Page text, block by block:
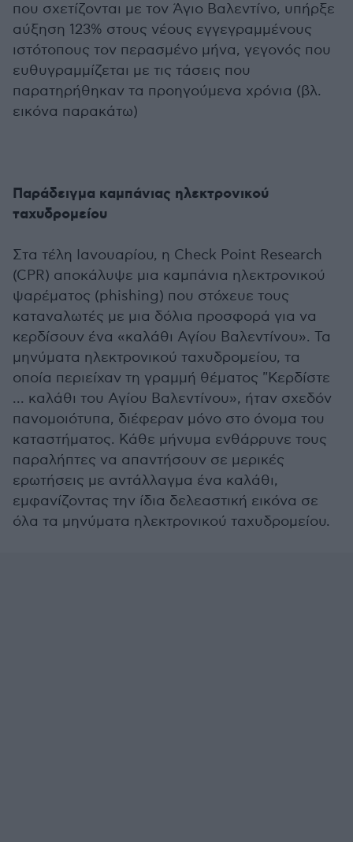
που σχετίζονται με τον Άγιο Βαλεντίνο, υπήρξε
αύξηση 123% στους νέους εγγεγραμμένους
ιστότοπους τον περασμένο μήνα, γεγονός που
ευθυγραμμίζεται με τις τάσεις που
παρατηρήθηκαν τα προηγούμενα χρόνια (βλ.
εικόνα παρακάτω)
Παράδειγμα καμπάνιας ηλεκτρονικού
ταχυδρομείου
Στα τέλη Ιανουαρίου, η Check Point Research
(CPR) αποκάλυψε μια καμπάνια ηλεκτρονικού
ψαρέματος (phishing) που στόχευε τους
καταναλωτές με μια δόλια προσφορά για να
κερδίσουν ένα «καλάθι Αγίου Βαλεντίνου». Τα
μηνύματα ηλεκτρονικού ταχυδρομείου, τα
οποία περιείχαν τη γραμμή θέματος "Κερδίστε
... καλάθι του Αγίου Βαλεντίνου», ήταν σχεδόν
πανομοιότυπα, διέφεραν μόνο στο όνομα του
καταστήματος. Κάθε μήνυμα ενθάρρυνε τους
παραλήπτες να απαντήσουν σε μερικές
ερωτήσεις με αντάλλαγμα ένα καλάθι,
εμφανίζοντας την ίδια δελεαστική εικόνα σε
όλα τα μηνύματα ηλεκτρονικού ταχυδρομείου.